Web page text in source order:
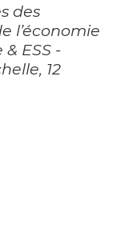
des
l’économie
ESS -
12